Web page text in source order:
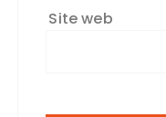
Site web